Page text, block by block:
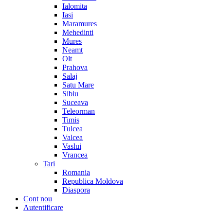
Ialomita
Iasi
Maramures
Mehedinti
Mures
Neamt
Olt
Prahova
Salaj
Satu Mare
Sibiu
Suceava
Teleorman
Timis
Tulcea
Valcea
Vaslui
Vrancea
Tari
Romania
Republica Moldova
Diaspora
Cont nou
Autentificare